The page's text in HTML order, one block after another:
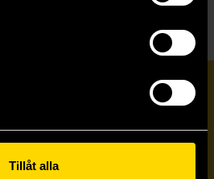
Tillåt alla
på vårt nyhetsbrev
Veckobrevet